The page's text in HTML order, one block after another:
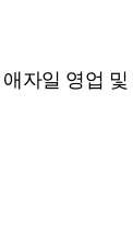
애자일 영업 및